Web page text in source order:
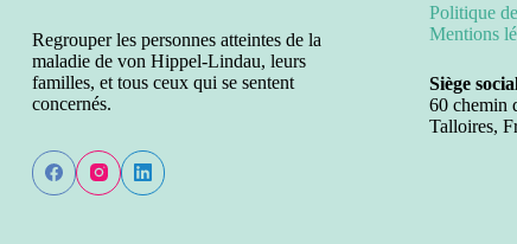
Regrouper les personnes atteintes de la
maladie de von Hippel-Lindau, leurs
familles, et tous ceux qui se sentent
concernés.
Politique
Mentions
Siège
60 chemin
Talloires,